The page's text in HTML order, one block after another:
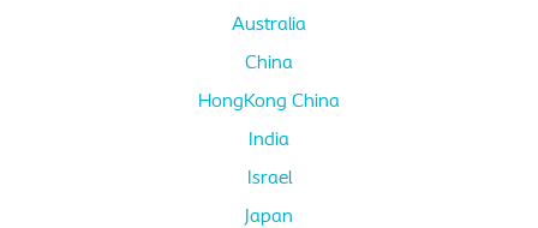
Australia
China
HongKong China
India
Israel
Japan